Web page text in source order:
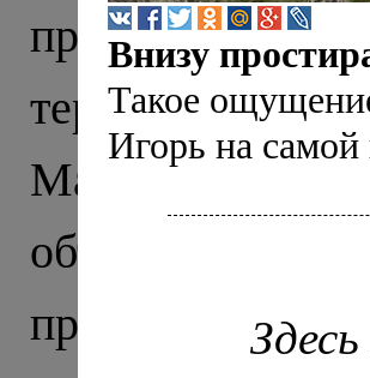
прекрасно
территории
Маршрут
объединил
православия на
Внизу
Такое
Игорь на